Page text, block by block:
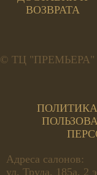
ВОЗВРАТА
© ТЦ "ПРЕМЬЕРА"
Адреса салонов:
ул. Труда, 185а, 2